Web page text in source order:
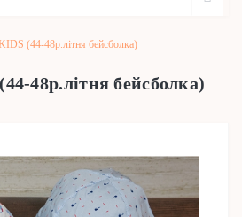
(44-48р.літня бейсболка)
48р.літня бейсболка)